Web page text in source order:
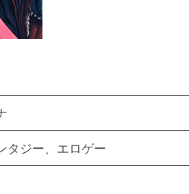
タジー、エロゲー